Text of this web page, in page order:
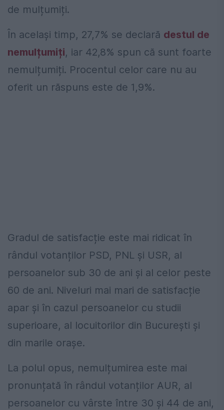
de mulțumiți.
În același timp, 27,7% se declară destul de
nemulțumiți, iar 42,8% spun că sunt foarte
nemulțumiți. Procentul celor care nu au
oferit un răspuns este de 1,9%.
Gradul de satisfacție este mai ridicat în
rândul votanților PSD, PNL și USR, al
persoanelor sub 30 de ani și al celor peste
60 de ani. Niveluri mai mari de satisfacție
apar și în cazul persoanelor cu studii
superioare, al locuitorilor din București și
din marile orașe.
La polul opus, nemulțumirea este mai
pronunțată în rândul votanților AUR, al
persoanelor cu vârste între 30 și 44 de ani,